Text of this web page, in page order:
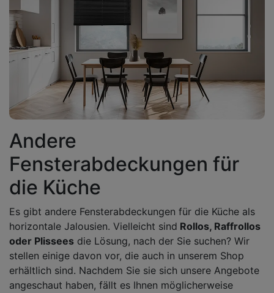
Andere
Fensterabdeckungen für
die Küche
Es gibt andere Fensterabdeckungen für die Küche als
horizontale Jalousien. Vielleicht sind Rollos, Raffrollos
oder Plissees die Lösung, nach der Sie suchen? Wir
stellen einige davon vor, die auch in unserem Shop
erhältlich sind. Nachdem Sie sie sich unsere Angebote
angeschaut haben, fällt es Ihnen möglicherweise